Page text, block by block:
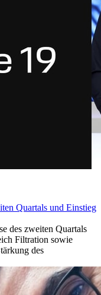
Quartals und Einstieg
des zweiten Quartals
Filtration sowie
des